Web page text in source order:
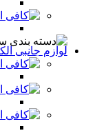
لوازم جانبی